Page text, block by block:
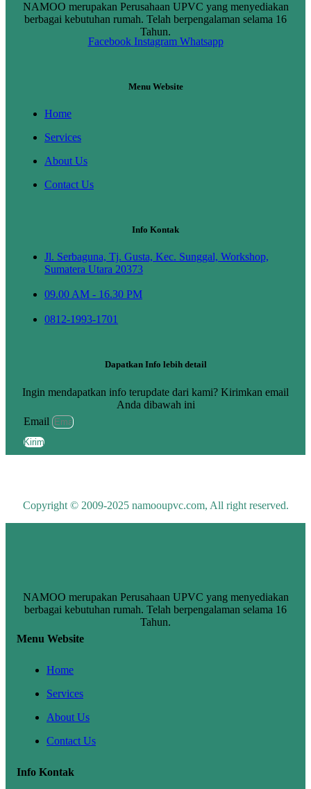
NAMOO merupakan Perusahaan UPVC yang menyediakan
berbagai kebutuhan rumah. Telah berpengalaman selama 16
Tahun.
Facebook Instagram Whatsapp
Menu Website
Home
Services
About Us
Contact Us
Info Kontak
Jl. Serbaguna, Tj. Gusta, Kec. Sunggal, Workshop,
Sumatera Utara 20373
09.00 AM - 16.30 PM
0812-1993-1701
Dapatkan Info lebih detail
Ingin mendapatkan info terupdate dari kami? Kirimkan email
Anda dibawah ini
Email
Kirim
Copyright © 2009-2025 namooupvc.com, All right reserved.
NAMOO merupakan Perusahaan UPVC yang menyediakan
berbagai kebutuhan rumah. Telah berpengalaman selama 16
Tahun.
Menu Website
Home
Services
About Us
Contact Us
Info Kontak